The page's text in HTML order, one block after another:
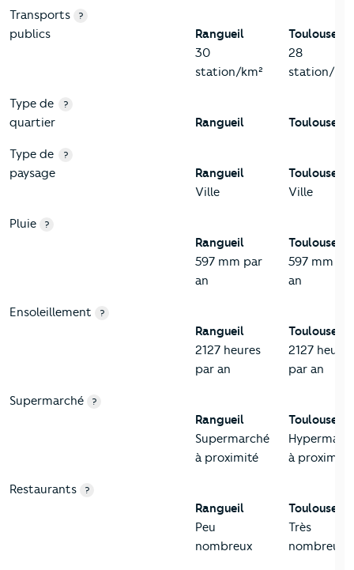
Transports
publics
?
Rangueil
30
station/km²
Toulouse
28
station/
Type de
quartier
?
Rangueil Toulouse
Type de
paysage
?
Rangueil
Ville
Toulouse
Ville
Pluie ?
Rangueil
597 mm par
an
Toulouse
597 mm
an
Ensoleillement ?
Rangueil
2127 heures
par an
Toulouse
2127 heures
par an
Supermarché ?
Rangueil
Supermarché
à proximité
Toulouse
à proximité
Restaurants ?
Rangueil
Peu
nombreux
Toulouse
Très
nombreux